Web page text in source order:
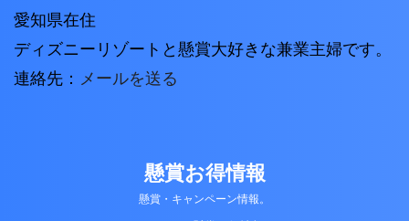
愛知県在住
ディズニーリゾートと懸賞大好きな兼業主婦です。
連絡先： メールを送る
懸賞お得情報
懸賞・キャンペーン情報。